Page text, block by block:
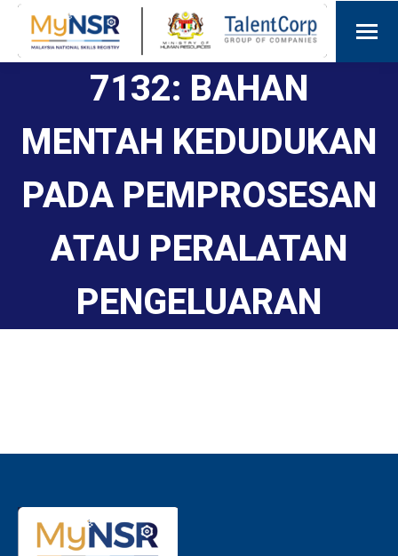
7132: BAHAN
MENTAH KEDUDUKAN
PADA PEMPROSESAN
ATAU PERALATAN
PENGELUARAN